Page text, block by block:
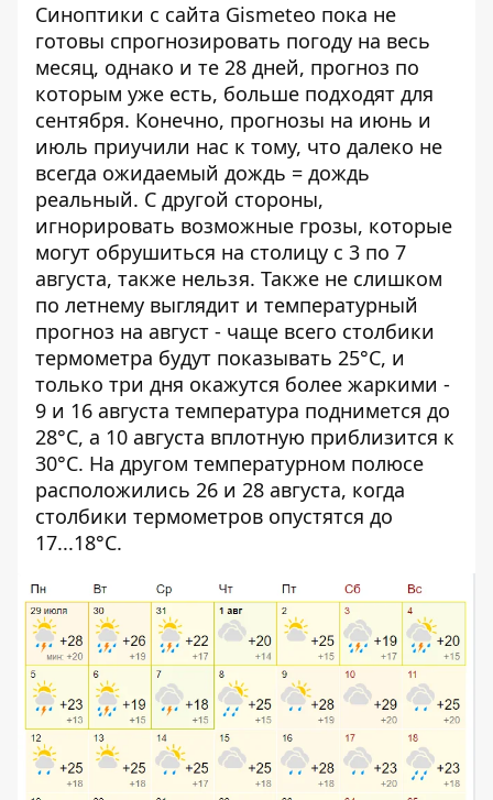
Синоптики с сайта Gismeteo пока не
готовы спрогнозировать погоду на весь
месяц, однако и те 28 дней, прогноз по
которым уже есть, больше подходят для
сентября. Конечно, прогнозы на июнь и
июль приучили нас к тому, что далеко не
всегда ожидаемый дождь = дождь
реальный. С другой стороны,
игнорировать возможные грозы, которые
могут обрушиться на столицу с 3 по 7
августа, также нельзя. Также не слишком
по летнему выглядит и температурный
прогноз на август - чаще всего столбики
термометра будут показывать 25°C, и
только три дня окажутся более жаркими -
9 и 16 августа температура поднимется до
28°C, а 10 августа вплотную приблизится к
30°C. На другом температурном полюсе
расположились 26 и 28 августа, когда
столбики термометров опустятся до
17...18°C.